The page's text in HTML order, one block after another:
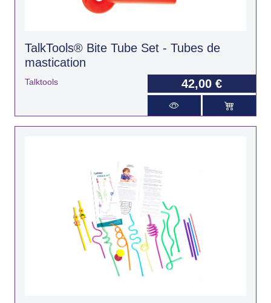
TalkTools® Bite Tube Set - Tubes de
mastication
Talktools 42,00 €